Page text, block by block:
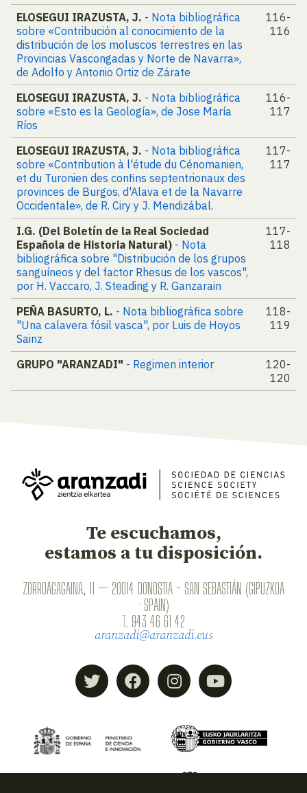
ELOSEGUI IRAZUSTA, J. - Nota bibliográfica
sobre «Contribución al conocimiento de la
distribución de los moluscos terrestres en las
Provincias Vascongadas y Norte de Navarra»,
de Adolfo y Antonio Ortiz de Zárate
116-
116
ELOSEGUI IRAZUSTA, J. - Nota bibliográfica
sobre «Esto es la Geología», de Jose María
Ríos
116-
117
ELOSEGUI IRAZUSTA, J. - Nota bibliográfica
sobre «Contribution à l'étude du Cénomanien,
et du Turonien des confins septentrionaux des
provinces de Burgos, d'Alava et de la Navarre
Occidentale», de R. Ciry y J. Mendizábal.
117-
117
I.G. (Del Boletín de la Real Sociedad
Española de Historia Natural) - Nota
bibliográfica sobre "Distribución de los grupos
sanguíneos y del factor Rhesus de los vascos",
por H. Vaccaro, J. Steading y R. Ganzarain
117-
118
PEÑA BASURTO, L. - Nota bibliográfica sobre
"Una calavera fósil vasca", por Luis de Hoyos
Sainz
118-
119
GRUPO "ARANZADI" - Regimen interior
120-
120
Te escuchamos,
estamos a tu disposición.
ZORROAGAGAINA, 11 — 20014 DONOSTIA - SAN SEBASTIÁN (GIPUZKOA
· SPAIN)
T. 943 46 61 42
aranzadi@aranzadi.eus